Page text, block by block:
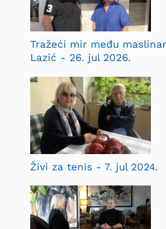
Tražeći mir među
Lazić - 26. jul 2026.
Živi za tenis - 7. jul 2024.